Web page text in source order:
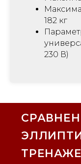
182 кг
230 В)